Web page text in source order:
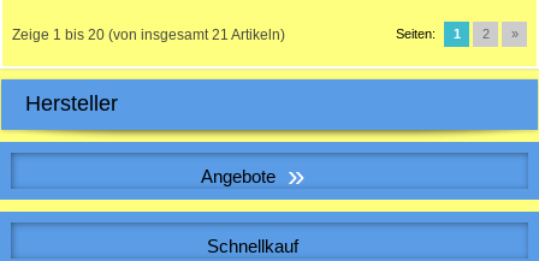
Zeige 1 bis 20 (von insgesamt21 Artikeln) Seiten: 1 2 »
Hersteller
Angebote »
WICKELFALZROHR , Lüftungsrohr DN 180
Schnellkauf